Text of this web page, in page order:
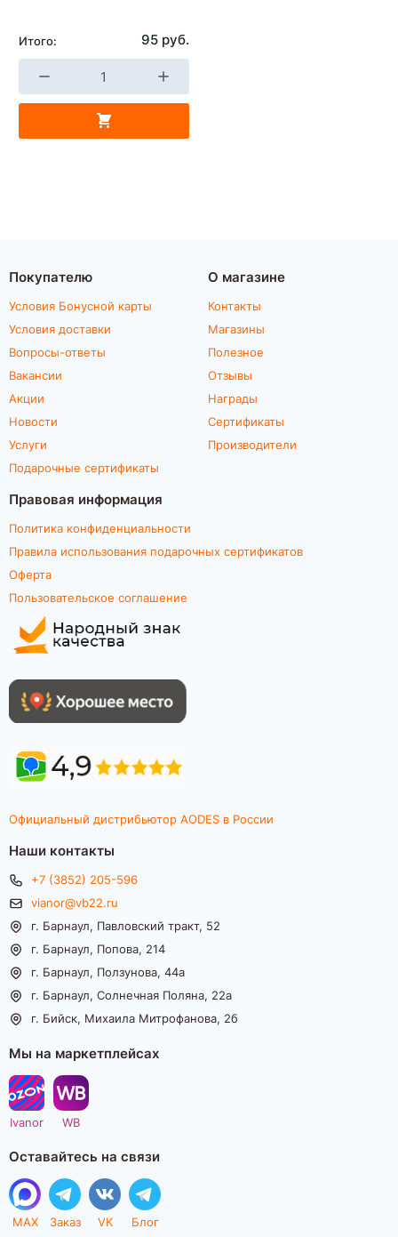
Итого: 95 руб.
Покупателю
Условия Бонусной карты
Условия доставки
Вопросы-ответы
Вакансии
Акции
Новости
Услуги
Подарочные сертификаты
О магазине
Контакты
Магазины
Полезное
Отзывы
Награды
Сертификаты
Производители
Правовая информация
Политика конфиденциальности
Правила использования подарочных сертификатов
Оферта
Пользовательское соглашение
Официальный дистрибьютор AODES в России
Наши контакты
+7 (3852) 205-596
vianor@vb22.ru
г. Барнаул, Павловский тракт, 52
г. Барнаул, Попова, 214
г. Барнаул, Ползунова, 44а
г. Барнаул, Солнечная Поляна, 22а
г. Бийск, Михаила Митрофанова, 2б
Мы на маркетплейсах
Ivanor WB
Оставайтесь на связи
MAX Заказ VK Блог